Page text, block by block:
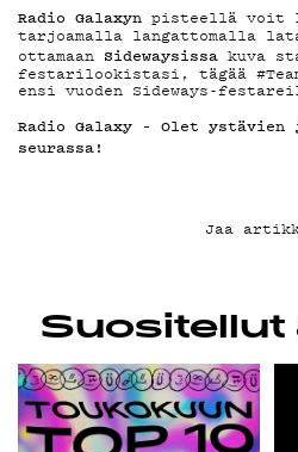
Radio Galaxyn pisteellä voit
tarjoamalla langattomalla
ottamaan Sidewaysissa kuva
festarilookistasi, tägää
ensi vuoden Sideways-
Radio Galaxy – Olet ystävien
seurassa!
Jaa
Suositellut